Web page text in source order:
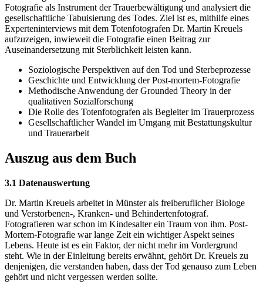
Fotografie als Instrument der Trauerbewältigung und analysiert die
gesellschaftliche Tabuisierung des Todes. Ziel ist es, mithilfe eines
Experteninterviews mit dem Totenfotografen Dr. Martin Kreuels
aufzuzeigen, inwieweit die Fotografie einen Beitrag zur
Auseinandersetzung mit Sterblichkeit leisten kann.
Soziologische Perspektiven auf den Tod und Sterbeprozesse
Geschichte und Entwicklung der Post-mortem-Fotografie
Methodische Anwendung der Grounded Theory in der
qualitativen Sozialforschung
Die Rolle des Totenfotografen als Begleiter im Trauerprozess
Gesellschaftlicher Wandel im Umgang mit Bestattungskultur
und Trauerarbeit
Auszug aus dem Buch
3.1 Datenauswertung
Dr. Martin Kreuels arbeitet in Münster als freiberuflicher Biologe
und Verstorbenen-, Kranken- und Behindertenfotograf.
Fotografieren war schon im Kindesalter ein Traum von ihm. Post-
Mortem-Fotografie war lange Zeit ein wichtiger Aspekt seines
Lebens. Heute ist es ein Faktor, der nicht mehr im Vordergrund
steht. Wie in der Einleitung bereits erwähnt, gehört Dr. Kreuels zu
denjenigen, die verstanden haben, dass der Tod genauso zum Leben
gehört und nicht vergessen werden sollte.